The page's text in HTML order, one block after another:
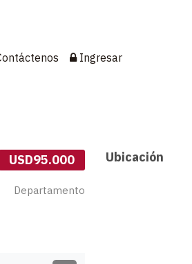
Ingresar
USD95.000
Departamento
Ubicación